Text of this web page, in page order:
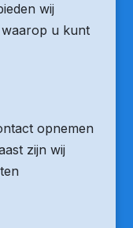
wij
u kunt
opnemen
zijn wij